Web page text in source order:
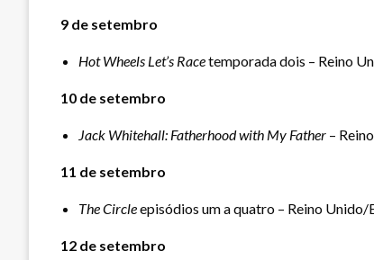
9 de setembro
Hot Wheels Let’s Racetemporada dois – Reino
10 de setembro
Jack Whitehall: Fatherhood with My Father –
11 de setembro
The Circleepisódios um a quatro – Reino Unido/
12 de setembro